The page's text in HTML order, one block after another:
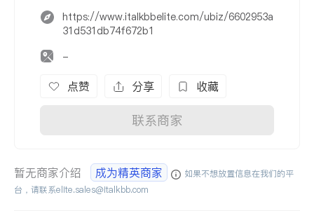
https://www.italkbbelite.com/ubiz/6602953a
31d531db74f672b1
-
点赞 分享 收藏
联系商家
暂无商家介绍 成为精英商家
如果不想放置信息在我们的平
台，请联系elite.sales@italkbb.com